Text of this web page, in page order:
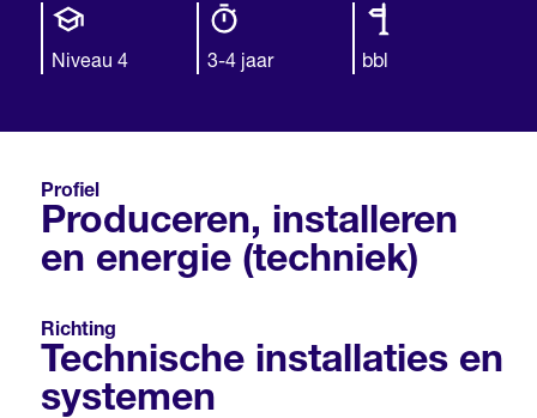
Opleiding
niveau
Niveau 4
3-4 jaar
bbl
Profiel
Produceren, installeren
en energie (techniek)
Richting
Technische installaties en
systemen